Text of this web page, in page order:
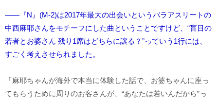
――『N』(M-2)は2017年最大の出会いというパラアスリートの
中西麻耶さんをモチーフにした曲ということですけど、“盲目の
若者とお婆さん 残り1席はどちらに譲る？”っていう1行には、
すごく考えさせられました。
「麻耶ちゃんが海外で本当に体験した話で、お婆ちゃんに座っ
てもらうために周りのお客さんが、“あなたは若いんだから”っ